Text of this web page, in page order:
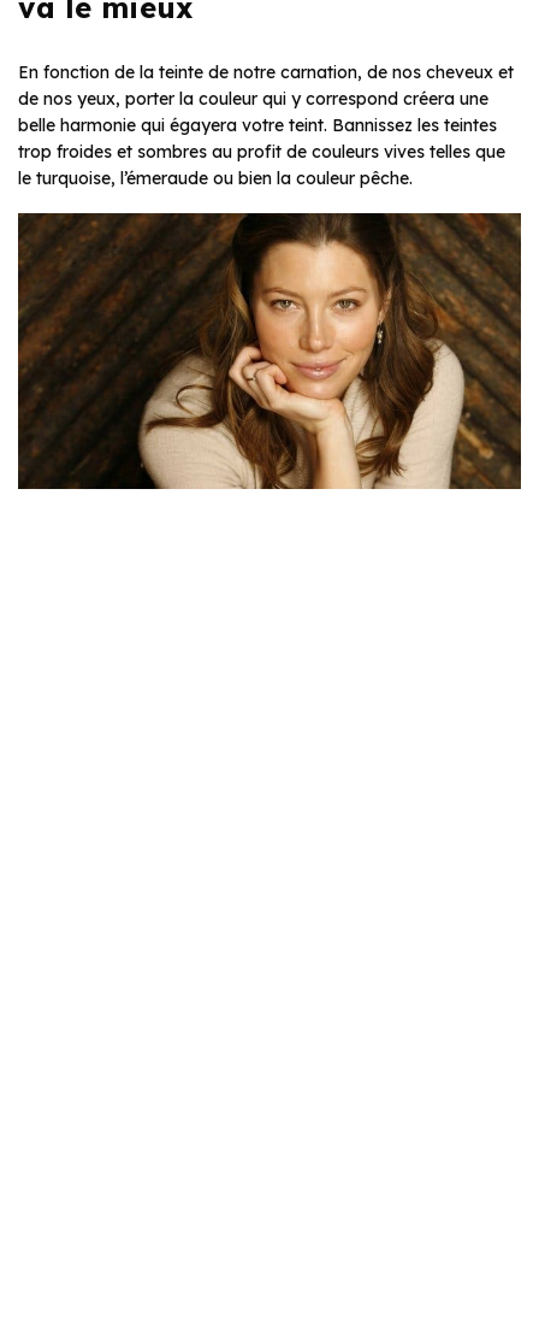
En fonction de la teinte de notre carnation, de nos cheveux et
de nos yeux, porter la couleur qui y correspond créera une
belle harmonie qui égayera votre teint. Bannissez les teintes
trop froides et sombres au profit de couleurs vives telles que
le turquoise, l’émeraude ou bien la couleur pêche.